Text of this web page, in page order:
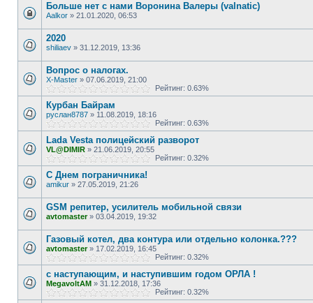
Больше нет с нами Воронина Валеры (valnatic)
Aalkor » 21.01.2020, 06:53
2020
shiliaev » 31.12.2019, 13:36
Вопрос о налогах.
X-Master » 07.06.2019, 21:00
Рейтинг: 0.63%
Курбан Байрам
руслан8787 » 11.08.2019, 18:16
Рейтинг: 0.63%
Lada Vesta полицейский разворот
VL@DIMIR » 21.06.2019, 20:55
Рейтинг: 0.32%
С Днем пограничника!
amikur » 27.05.2019, 21:26
GSM репитер, усилитель мобильной связи
avtomaster» 03.04.2019, 19:32
Газовый котел, два контура или отдельно колонка.???
avtomaster» 17.02.2019, 16:45
Рейтинг: 0.32%
с наступающим, и наступившим годом ОРЛА !
MegavoltAM » 31.12.2018, 17:36
Рейтинг: 0.32%